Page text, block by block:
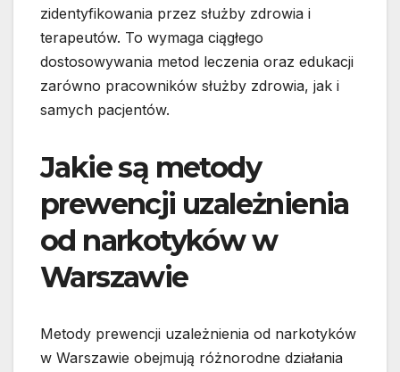
zidentyfikowania przez służby zdrowia i
terapeutów. To wymaga ciągłego
dostosowywania metod leczenia oraz edukacji
zarówno pracowników służby zdrowia, jak i
samych pacjentów.
Jakie są metody
prewencji uzależnienia
od narkotyków w
Warszawie
Metody prewencji uzależnienia od narkotyków
w Warszawie obejmują różnorodne działania